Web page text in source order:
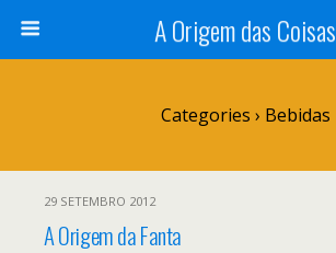
A Origem das Coisas
Categories › Bebidas
29 SETEMBRO 2012
A Origem da Fanta